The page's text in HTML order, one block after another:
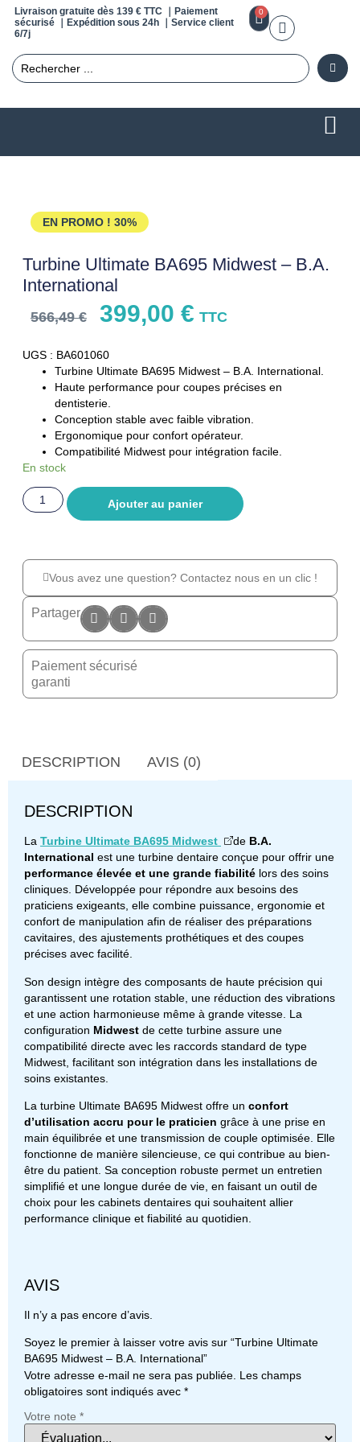
Livraison gratuite dès 139 € TTC ｜Paiement
sécurisé ｜Expédition sous 24h ｜Service client
6/7j
0
EN PROMO ! 30%
Turbine Ultimate BA695 Midwest – B.A.
International
566,49€ 399,00 € TTC
UGS : BA601060
Turbine Ultimate BA695 Midwest – B.A. International.
Haute performance pour coupes précises en
dentisterie.
Conception stable avec faible vibration.
Ergonomique pour confort opérateur.
Compatibilité Midwest pour intégration facile.
En stock
Ajouter au panier
Vous avez une question? Contactez nous en un clic !
Partager
Paiement sécurisé
garanti
DESCRIPTION AVIS (0)
DESCRIPTION
La Turbine Ultimate BA695 Midwest de B.A.
International est une turbine dentaire conçue pour offrir une
performance élevée et une grande fiabilité lors des soins
cliniques. Développée pour répondre aux besoins des
praticiens exigeants, elle combine puissance, ergonomie et
confort de manipulation afin de réaliser des préparations
cavitaires, des ajustements prothétiques et des coupes
précises avec facilité.
Son design intègre des composants de haute précision qui
garantissent une rotation stable, une réduction des vibrations
et une action harmonieuse même à grande vitesse. La
configuration Midwest de cette turbine assure une
compatibilité directe avec les raccords standard de type
Midwest, facilitant son intégration dans les installations de
soins existantes.
La turbine Ultimate BA695 Midwest offre un confort
d’utilisation accru pour le praticien grâce à une prise en
main équilibrée et une transmission de couple optimisée. Elle
fonctionne de manière silencieuse, ce qui contribue au bien-
être du patient. Sa conception robuste permet un entretien
simplifié et une longue durée de vie, en faisant un outil de
choix pour les cabinets dentaires qui souhaitent allier
performance clinique et fiabilité au quotidien.
AVIS
Il n’y a pas encore d’avis.
Soyez le premier à laisser votre avis sur “Turbine Ultimate
BA695 Midwest – B.A. International”
Votre adresse e-mail ne sera pas publiée. Les champs
obligatoires sont indiqués avec *
Votre note *